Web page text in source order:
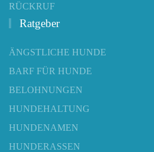
RÜCKRUF
Ratgeber
ÄNGSTLICHE HUNDE
BARF FÜR HUNDE
BELOHNUNGEN
HUNDEHALTUNG
HUNDENAMEN
HUNDERASSEN